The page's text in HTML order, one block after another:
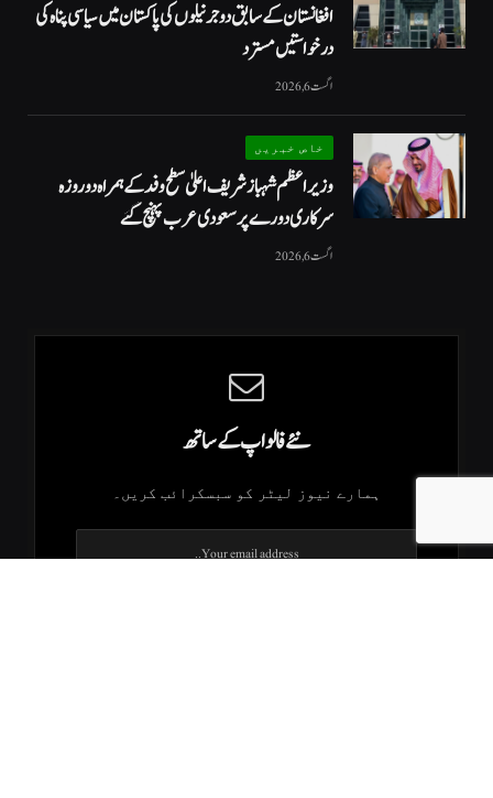
افغانستان کے سابق دو جرنیلوں کی پاکستان میں سیاسی پناہ کی
درخواستیں مسترد
اگست 6, 2026
خاص خبریں
وزیراعظم شہبازشریف اعلیٰ سطح وفد کے ہمراہ دو روزه
سرکاری دورے پر سعودی عرب پہنچ گئے
اگست 6, 2026
نئے فالو اپ کے ساتھ
ہمارے نیوز لیٹر کو سبسکرائب کریں۔